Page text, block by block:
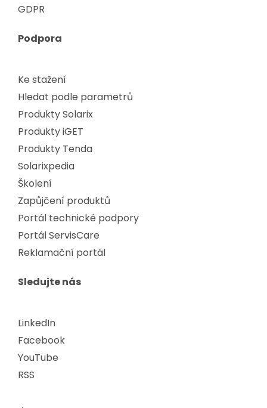
GDPR
Podpora
Ke stažení
Hledat podle parametrů
Produkty Solarix
Produkty iGET
Produkty Tenda
Solarixpedia
Školení
Zapůjčení produktů
Portál technické podpory
Portál ServisCare
Reklamační portál
Sledujte nás
LinkedIn
Facebook
YouTube
RSS